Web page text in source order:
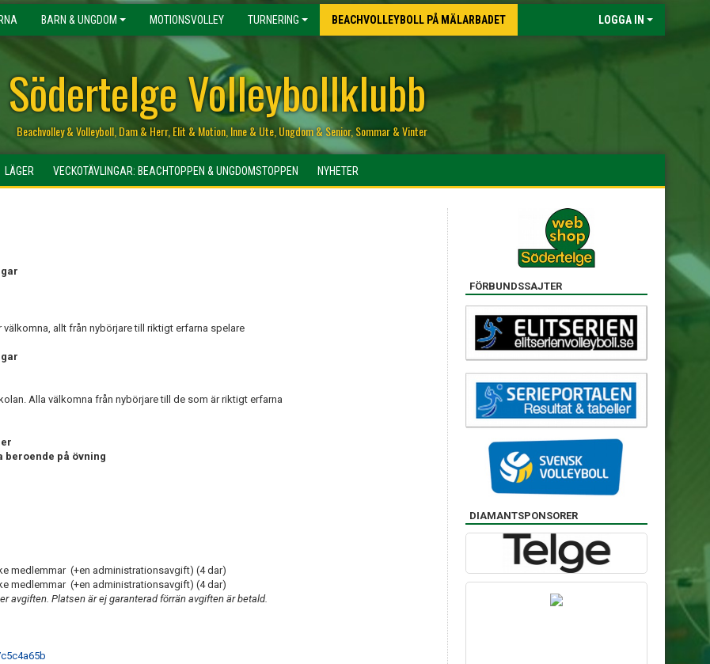
BARN & UNGDOM MOTIONSVOLLEY TURNERING BEACHVOLLEYBOLL PÅ MÄLARBADET LOGGA IN
Södertelge Volleybollklubb
Beachvolley & Volleyboll, Dam & Herr, Elit & Motion, Inne & Ute, Ungdom & Senior, Sommar & Vinter
LÄGER VECKOTÄVLINGAR: BEACHTOPPEN & UNGDOMSTOPPEN NYHETER
allt från nybörjare till riktigt erfarna spelare
Alla välkomna från nybörjare till de som är riktigt erfarna
beroende på övning
medlemmar (+en administrationsavgift) (4 dar)
medlemmar (+en administrationsavgift) (4 dar)
avgiften. Platsen är ej garanterad förrän avgiften är betald.
FÖRBUNDSSAJTER
DIAMANTSPONSORER